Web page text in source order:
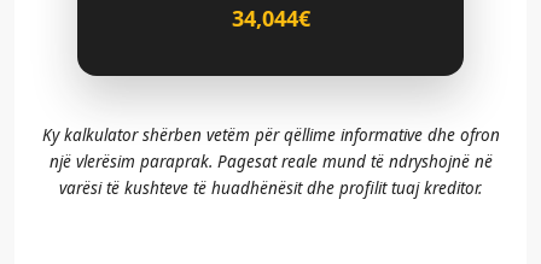
34,044€
Ky kalkulator shërben vetëm për qëllime informative dhe ofron
një vlerësim paraprak. Pagesat reale mund të ndryshojnë në
varësi të kushteve të huadhënësit dhe profilit tuaj kreditor.